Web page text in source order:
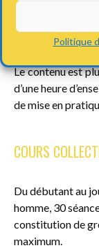
Politique
Le club ados
Le contenu est
d’une heure
de mise en
COURS
Du débutant au
homme, 30
constitution de
maximum.